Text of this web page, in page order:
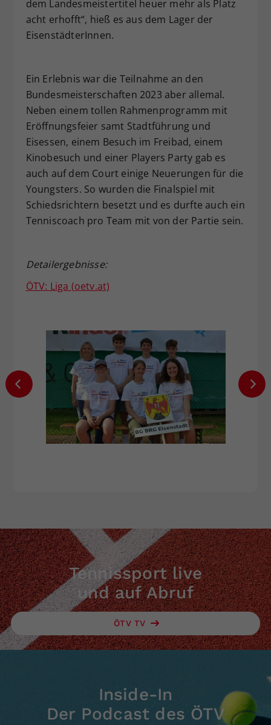
dem Landesmeistertitel heuer mehr als Platz
acht erhofft“, hieß es aus dem Lager der
EisenstädterInnen.
Ein Erlebnis war die Teilnahme an den
Bundesmeisterschaften 2023 aber allemal.
Neben einem tollen Rahmenprogramm mit
Eröffnungsfeier samt Stadtführung und
Eisessen, einem Besuch im Freibad, einem
Kinobesuch und einer Players Party gab es
auch auf dem Court einige Neuerungen für die
Youngsters. So wurden die Finalspiel mit
Schiedsrichtern besetzt und es durfte auch ein
Tenniscoach pro Team mit von der Partie sein.
Detailergebnisse:
ÖTV: Liga (oetv.at)
Tennissport live
und auf Abruf
ÖTV TV
Inside-In
Der Podcast des ÖTV